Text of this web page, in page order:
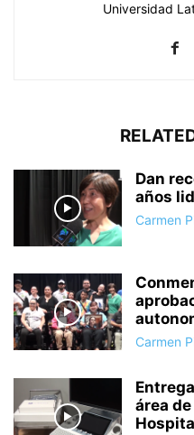
Universidad
Dan
años
Carmen
Carmen
área